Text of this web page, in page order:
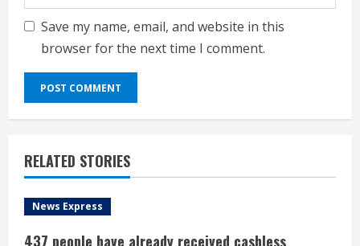
Save my name, email, and website in this
browser for the next time I comment.
RELATED STORIES
News Express
437 people have already received cashless